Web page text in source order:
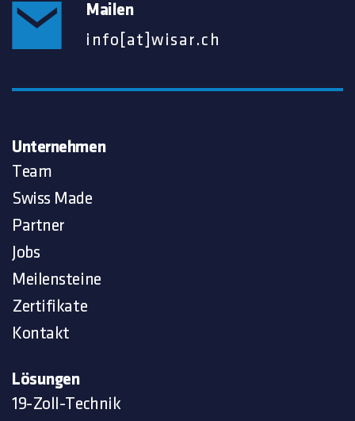
Mailen
info[at]wisar.ch
Unternehmen
Team
Swiss Made
Partner
Jobs
Meilensteine
Zertifikate
Kontakt
Lösungen
19-Zoll-Technik